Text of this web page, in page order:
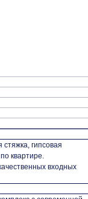
гипсовая
квартире.
входных